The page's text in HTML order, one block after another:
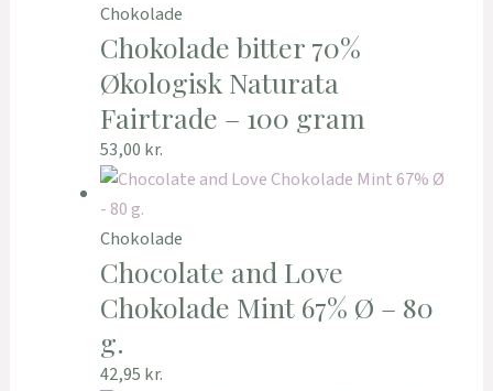
Chokolade
Chokolade bitter 70%
Økologisk Naturata
Fairtrade – 100 gram
53,00 kr.
Chokolade
Chocolate and Love
Chokolade Mint 67% Ø – 80
g.
42,95 kr.